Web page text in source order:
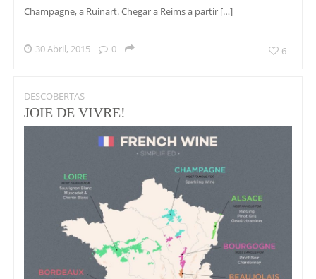
Champagne, a Ruinart. Chegar a Reims a partir […]
30 Abril, 2015 0 6
DESCOBERTAS
JOIE DE VIVRE!